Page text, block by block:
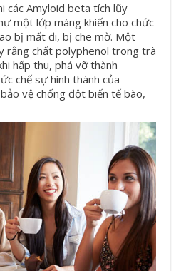
các Amyloid beta tích lũy
một lớp màng khiến cho chức
bị mất đi, bị che mờ. Một
rằng chất polyphenol trong trà
hấp thu, phá vỡ thành
chế sự hình thành của
vệ chống đột biến tế bào,